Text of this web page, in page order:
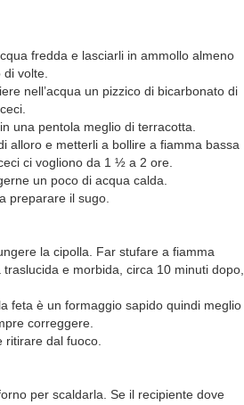
fredda e lasciarli in ammollo almeno
di volte.
nell’acqua un pizzico di bicarbonato di
una pentola meglio di terracotta.
alloro e metterli a bollire a fiamma bassa
ci vogliono da 1 ½ a 2 ore.
un poco di acqua calda.
preparare il sugo.
la cipolla. Far stufare a fiamma
e morbida, circa 10 minuti dopo,
feta è un formaggio sapido quindi meglio
correggere.
ritirare dal fuoco.
per scaldarla. Se il recipiente dove